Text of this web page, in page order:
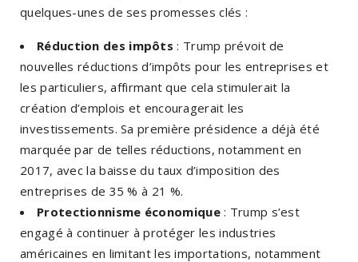
quelques-unes de ses promesses clés :
Réduction des impôts : Trump prévoit de
nouvelles réductions d’impôts pour les entreprises et
les particuliers, affirmant que cela stimulerait la
création d’emplois et encouragerait les
investissements. Sa première présidence a déjà été
marquée par de telles réductions, notamment en
2017, avec la baisse du taux d’imposition des
entreprises de 35 % à 21 %.
Protectionnisme économique: Trump s’est
engagé à continuer à protéger les industries
américaines en limitant les importations, notamment